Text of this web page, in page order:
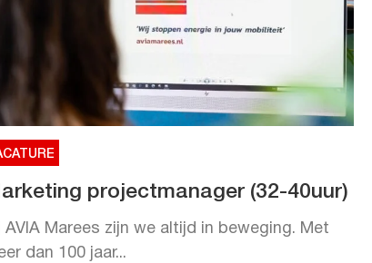
projectmanager (32-40uur)
AVIA Marees zijn we altijd in beweging. Met
dan 100 jaar...